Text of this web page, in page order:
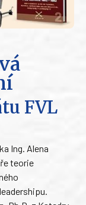
FVL
Ing. Alena
teorie